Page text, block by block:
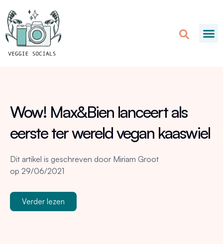
Wow! Max&Bien lanceert als
eerste ter wereld vegan kaaswiel
Dit artikel is geschreven door Miriam Groot
op 29/06/2021
Verder lezen